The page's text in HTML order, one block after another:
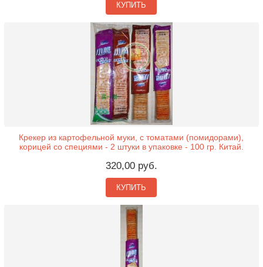
КУПИТЬ
Крекер из картофельной муки, с томатами (помидорами),
корицей со специями - 2 штуки в упаковке - 100 гр. Китай.
320,00 руб.
КУПИТЬ